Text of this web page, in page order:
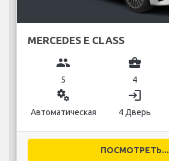
MERCEDES E CLASS
group
5
business_center
4
miscellaneous_services
Автоматическая
login
4 Дверь
ПОСМОТРЕТЬ...